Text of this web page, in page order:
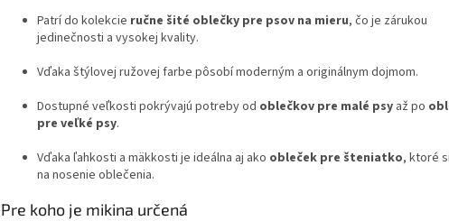
Patrí do kolekcie ručne šité oblečky pre psov na mieru, čo je zárukou
jedinečnosti a vysokej kvality.
Vďaka štýlovej ružovej farbe pôsobí moderným a originálnym dojmom.
Dostupné veľkosti pokrývajú potreby od oblečkov pre malé psy až po
pre veľké psy.
Vďaka ľahkosti a mäkkosti je ideálna aj ako obleček pre šteniatko, ktoré
na nosenie oblečenia.
Pre koho je mikina určená